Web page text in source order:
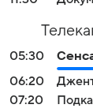
05:30
06:20
07:20